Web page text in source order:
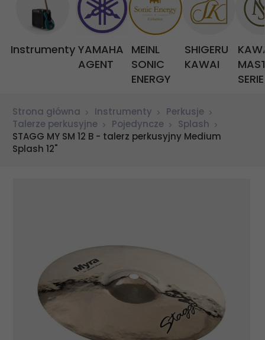
Instrumenty YAMAHA
AGENT
MEINL
SONIC
ENERGY
SHIGERU
KAWAI
Strona główna Instrumenty
Perkusje
Talerze perkusyjne
Pojedyncze
Splash
STAGG MY SM 12 B - talerz perkusyjny Medium
Splash 12"